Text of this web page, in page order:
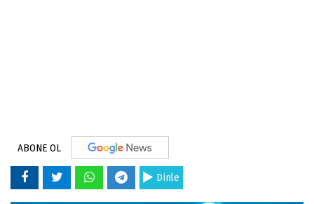
ABONE OL
Dinle